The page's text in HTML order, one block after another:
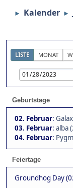
► Kalender ►
LISTE MONAT
Geburtstage
02. Februar:
03. Februar: alba
04. Februar:
Feiertage
Groundhog Day